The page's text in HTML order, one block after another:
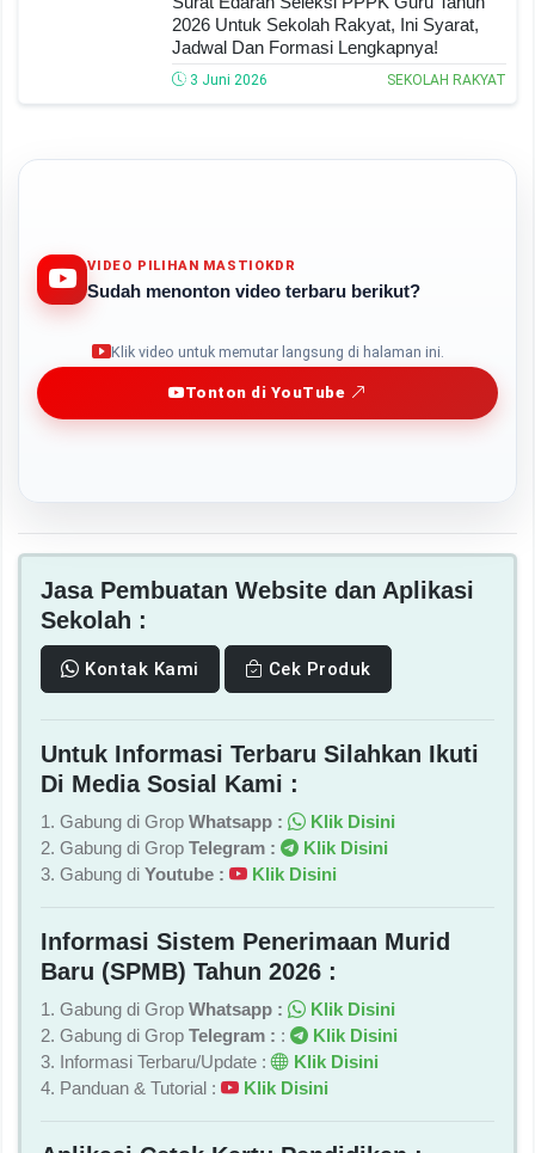
2026 Untuk Sekolah Rakyat, Ini Syarat,
Jadwal Dan Formasi Lengkapnya!
3 Juni 2026 SEKOLAH RAKYAT
VIDEO PILIHAN MASTIOKDR
Sudah menonton video terbaru berikut?
Klik video untuk memutar langsung di halaman ini.
Tonton di YouTube
Jasa Pembuatan Website dan Aplikasi
Sekolah :
Kontak Kami Cek Produk
Untuk Informasi Terbaru Silahkan Ikuti
Di Media Sosial Kami :
1. Gabung di Grop Whatsapp :
Klik Disini
2. Gabung di Grop Telegram :
Klik Disini
3. Gabung di Youtube : Klik Disini
Informasi Sistem Penerimaan Murid
Baru (SPMB) Tahun 2026 :
1. Gabung di Grop Whatsapp :
Klik Disini
2. Gabung di Grop Telegram : :
Klik Disini
3. Informasi Terbaru/Update :
Klik Disini
4. Panduan & Tutorial :
Klik Disini